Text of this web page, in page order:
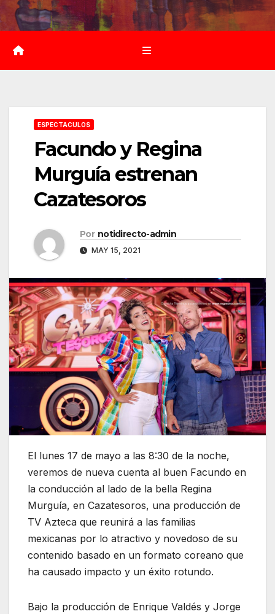
Saltar
al
contenido
ESPECTACULOS
Facundo y Regina
Murguía estrenan
Cazatesoros
Por notidirecto-admin
MAY 15, 2021
El lunes 17 de mayo a las 8:30 de la noche,
veremos de nueva cuenta al buen Facundo en
la conducción al lado de la bella Regina
Murguía, en Cazatesoros, una producción de
TV Azteca que reunirá a las familias
mexicanas por lo atractivo y novedoso de su
contenido basado en un formato coreano que
ha causado impacto y un éxito rotundo.
Bajo la producción de Enrique Valdés y Jorge